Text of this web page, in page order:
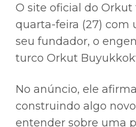
O site oficial do
quarta-feira (27) com
seu fundador, o
turco Orkut
No anúncio, ele
construindo algo
entender sobre uma